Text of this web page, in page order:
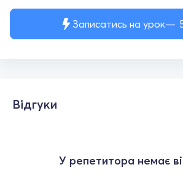
Записатись на урок
Відгуки
У репетитора немає